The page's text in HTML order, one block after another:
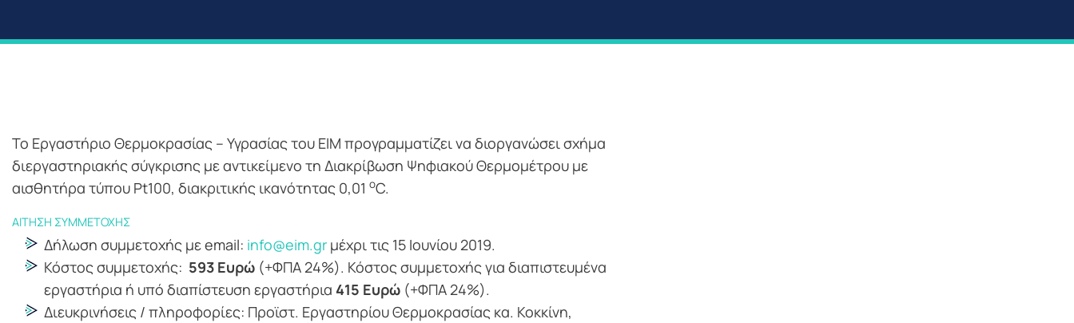
Το Εργαστήριο Θερμοκρασίας – Υγρασίας του ΕΙΜ προγραμματίζει να διοργανώσει σχήμα
διεργαστηριακής σύγκρισης με αντικείμενο τη Διακρίβωση Ψηφιακού Θερμομέτρου με
αισθητήρα τύπου Pt100, διακριτικής ικανότητας 0,01 οC.
ΑΙΤΗΣΗ ΣΥΜΜΕΤΟΧΗΣ
Δήλωση συμμετοχής με email: info@eim.gr μέχρι τις 15 Ιουνίου 2019.
Κόστος συμμετοχής: 593 Ευρώ (+ΦΠΑ 24%). Κόστος συμμετοχής για διαπιστευμένα
εργαστήρια ή υπό διαπίστευση εργαστήρια 415 Ευρώ (+ΦΠΑ 24%).
Διευκρινήσεις / πληροφορίες: Προϊστ. Εργαστηρίου Θερμοκρασίας κα. Κοκκίνη,